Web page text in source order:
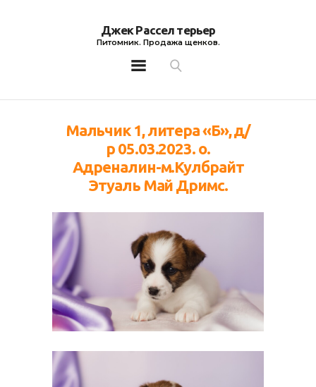
Джек Рассел терьер
Питомник. Продажа щенков.
Мальчик 1, литера «Б», д/
р 05.03.2023. о.
Адреналин-м.Кулбрайт
Этуаль Май Дримс.
Джек Рассел терьер
Питомник. Продажа щенков.